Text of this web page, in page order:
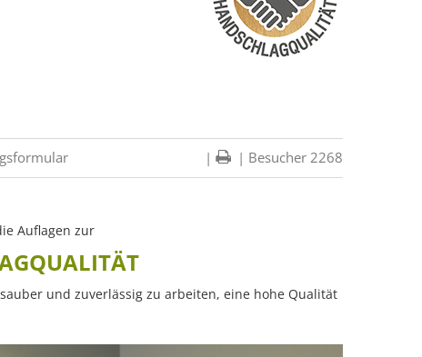
| | Besucher 2268
Auflagen zur
und zuverlässig zu arbeiten, eine hohe Qualität